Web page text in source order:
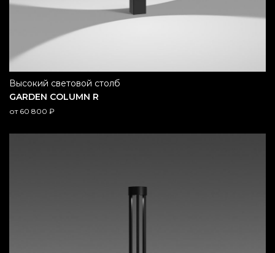
GARDEN COLUMN R
высокий световой столб
от 60 800 ₽